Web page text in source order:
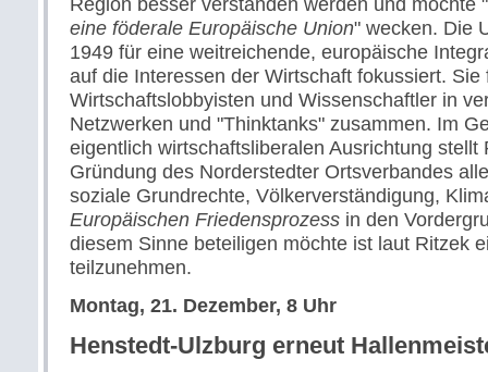
eine föderale Europäische Union" wecken. Die
1949 für eine weitreichende, europäische
auf die Interessen der Wirtschaft fokussiert. Sie
Wirtschaftslobbyisten und Wissenschaftler in
Netzwerken und "Thinktanks" zusammen. Im
eigentlich wirtschaftsliberalen Ausrichtung stellt
Gründung des Norderstedter Ortsverbandes
soziale Grundrechte, Völkerverständigung,
Europäischen Friedensprozess in den
diesem Sinne beteiligen möchte ist laut Ritzek
teilzunehmen.
Montag, 21. Dezember, 8 Uhr
Henstedt-Ulzburg erneut